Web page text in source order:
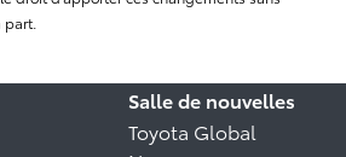
Salle de nouvelles
Toyota Global